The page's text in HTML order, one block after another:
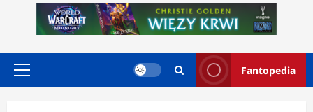
Menu
Fantopedia